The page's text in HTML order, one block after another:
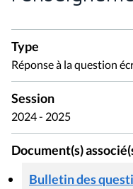
Type
Réponse à la question
Session
2024 - 2025
Document(s)
Bulletin des